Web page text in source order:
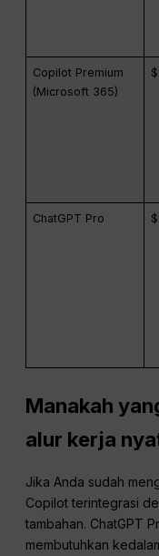
Copilot Premium
(Microsoft 365)
ChatGPT Pro
Manakah
alur kerja
Jika Anda sudah
Copilot terintegrasi
tambahan. ChatGPT
membutuhkan